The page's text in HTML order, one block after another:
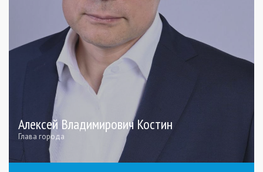
Алексей Владимирович Костин
Глава города